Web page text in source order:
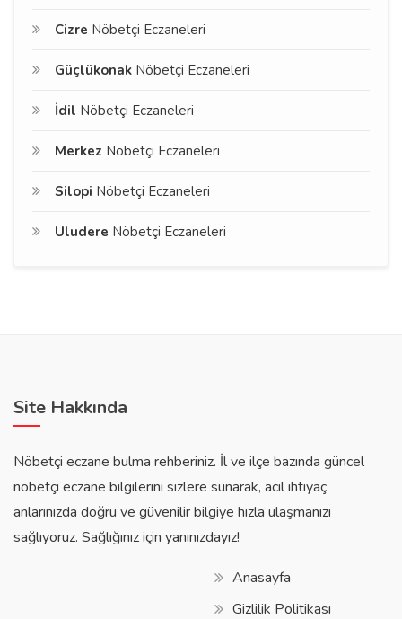
Cizre Nöbetçi Eczaneleri
Güçlükonak Nöbetçi Eczaneleri
İdil Nöbetçi Eczaneleri
Merkez Nöbetçi Eczaneleri
Silopi Nöbetçi Eczaneleri
Uludere Nöbetçi Eczaneleri
Site Hakkında
Nöbetçi eczane bulma rehberiniz. İl ve ilçe bazında güncel
nöbetçi eczane bilgilerini sizlere sunarak, acil ihtiyaç
anlarınızda doğru ve güvenilir bilgiye hızla ulaşmanızı
sağlıyoruz. Sağlığınız için yanınızdayız!
Anasayfa
Gizlilik Politikası